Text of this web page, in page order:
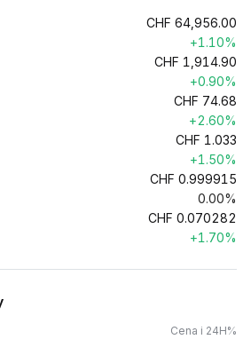
CHF 64,956.00
+1.10%
CHF 1,914.90
+0.90%
CHF 74.68
+2.60%
CHF 1.033
+1.50%
CHF 0.999915
0.00%
CHF 0.070282
+1.70%
Cena i 24H%